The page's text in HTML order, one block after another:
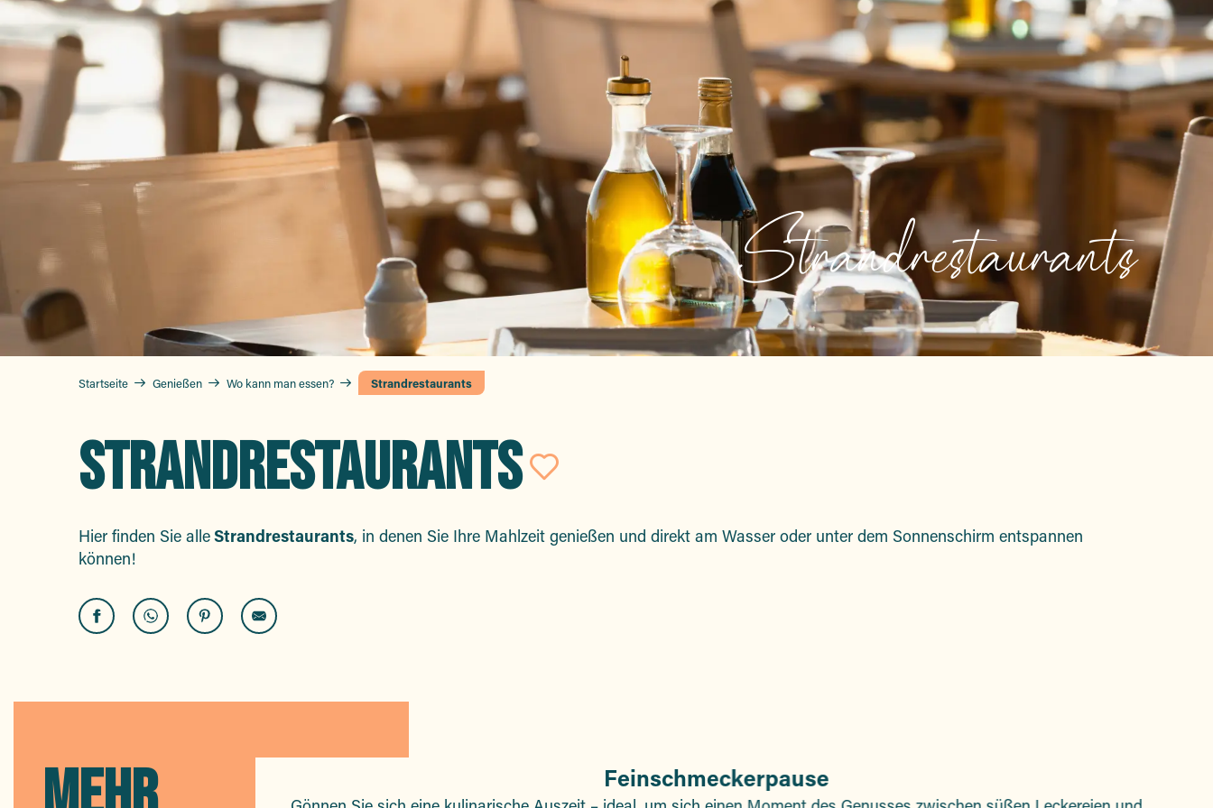
Strandrestaurants
Startseite Genießen Wo kann man essen? Strandrestaurants
STRANDRESTAURANTS Ajouter aux favoris
Hier finden Sie alleStrandrestaurants, in denen Sie Ihre Mahlzeit genießen und direkt am Wasser oder unter dem Sonnenschirm entspannen
können!
Mahi-Plage
Feinschmeckerpause